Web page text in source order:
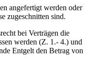
angefertigt werden oder
zugeschnitten sind.
bei Verträgen die
werden (Z. 1.- 4.) und
Entgelt den Betrag von